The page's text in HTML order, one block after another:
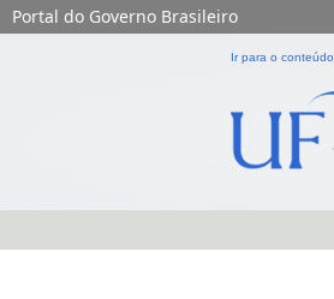
Portal do Governo Brasileiro
Ir para o conteúdo